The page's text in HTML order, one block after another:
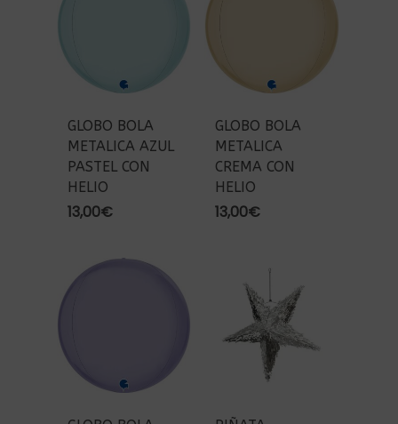
GLOBO BOLA
METALICA AZUL
PASTEL CON
HELIO
13,00€
GLOBO BOLA
METALICA
CREMA CON
HELIO
13,00€